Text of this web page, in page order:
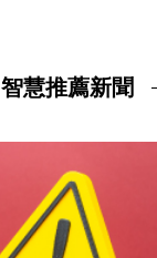
智慧推薦新聞